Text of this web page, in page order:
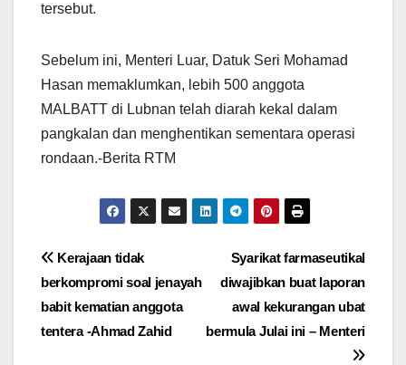
tersebut.
Sebelum ini, Menteri Luar, Datuk Seri Mohamad
Hasan memaklumkan, lebih 500 anggota
MALBATT di Lubnan telah diarah kekal dalam
pangkalan dan menghentikan sementara operasi
rondaan.-Berita RTM
Post
navigation
Syarikat farmaseutikal
diwajibkan buat laporan
awal kekurangan ubat
bermula Julai ini – Menteri
Kerajaan tidak
berkompromi soal jenayah
babit kematian anggota
tentera -Ahmad Zahid